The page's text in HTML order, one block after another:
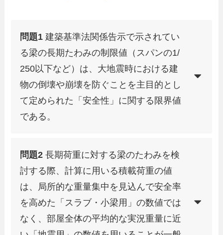
問題1 建築基準法関係告示で示されてい
る梁の長期たわみの制限値（スパンの1/
250以下など）は、大地震時における建
物の倒壊や崩壊を防ぐことを主目的とし
て定められた「安全性」に関する限界値
である。
問題2 長期荷重に対する梁のたわみを検
討する際、計算に用いる積載荷重の値
は、局所的な重量集中を見込んで安全率
を高めた「スラブ・小梁用」の数値では
なく、部屋全体の平均的な実況重量に近